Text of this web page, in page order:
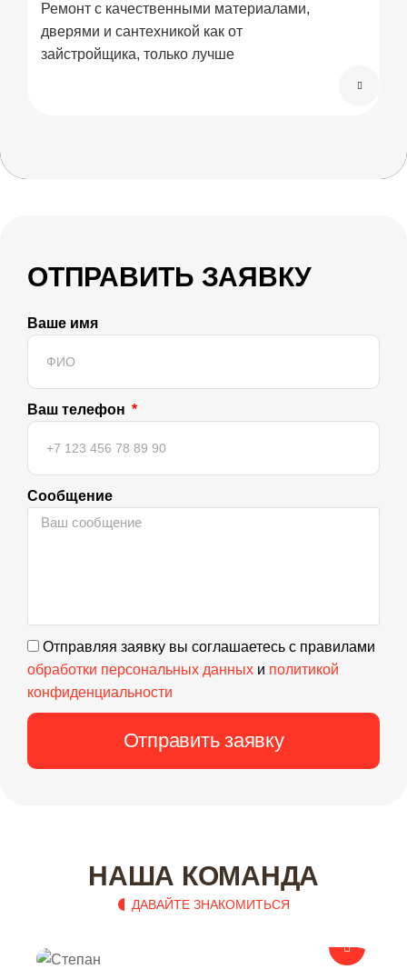
Ремонт с качественными материалами,
дверями и сантехникой как от
зайстройщика, только лучше
ОТПРАВИТЬ ЗАЯВКУ
Ваше имя
Ваш телефон
Сообщение
Отправляя заявку вы соглашаетесь с правилами
обработки персональных данных и политикой
конфиденциальности
Отправить заявку
НАША КОМАНДА
ДАВАЙТЕ ЗНАКОМИТЬСЯ
Александр (Сан Саныч) ремонтирует квартиры в городе Санкт-Петербург